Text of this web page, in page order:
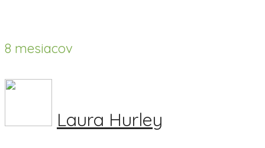
8 mesiacov
Laura Hurley